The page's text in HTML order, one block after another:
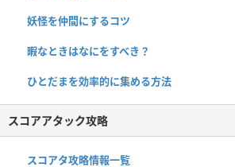
妖怪を仲間にするコツ
暇なときはなにをすべき？
ひとだまを効率的に集める方法
スコアアタック攻略
スコアタ攻略情報一覧